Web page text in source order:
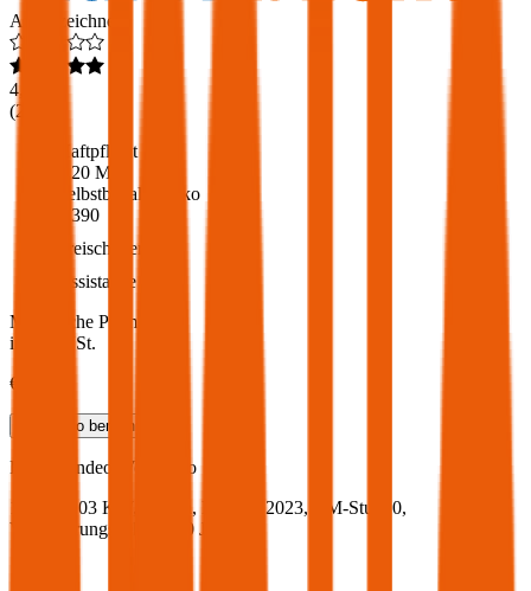
Ausgezeichnet
4,6
(216
Haftpflicht
€ 20 Mio.
Selbstbehalt Kasko
€ 390
Freischaden
Assistance
Monatliche Prämie
inkl. mVSt.
€ 89,64
Teilkasko berechnen
Ford
Mondeo, Vollkasko
140 PS/103 KW, benzin, Baujahr 2023, BM-Stufe 0,
Versicherungsnehmer 30 Jahre